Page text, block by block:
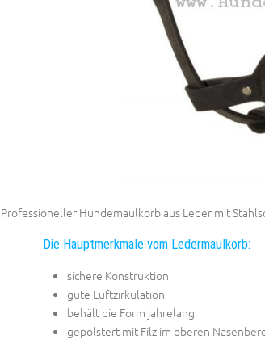
Professioneller Hundemaulkorb aus Leder mit
Die Hauptmerkmale vom Ledermaulkorb:
sichere Konstruktion
gute Luftzirkulation
behält die Form jahrelang
gepolstert mit Filz im oberen